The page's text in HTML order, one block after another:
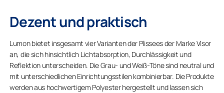
Dezent und praktisch
Lumon bietet insgesamt vier Varianten der Plissees der Marke Visor
an, die sich hinsichtlich Lichtabsorption, Durchlässigkeit und
Reflektion unterscheiden. Die Grau- und Weiß-Töne sind neutral und
mit unterschiedlichen Einrichtungsstilen kombinierbar. Die Produkte
werden aus hochwertigem Polyester hergestellt und lassen sich